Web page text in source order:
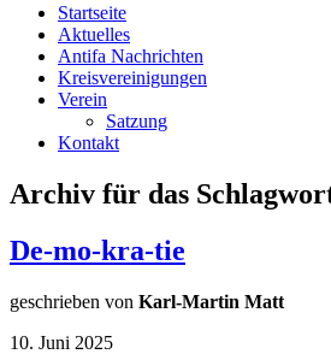
Startseite
Aktuelles
Antifa Nachrichten
Kreisvereinigungen
Verein
Satzung
Kontakt
Archiv für das
De-mo-kra-tie
geschrieben von Karl-Martin Matt
10. Juni 2025